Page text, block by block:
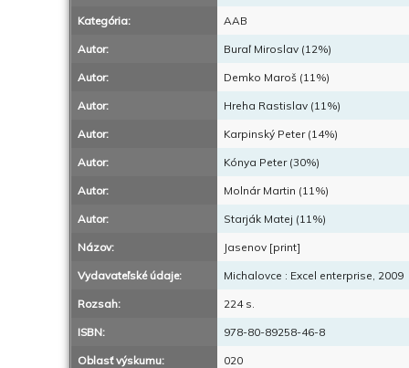
Kategória: AAB
Autor: Buraľ Miroslav (12%)
Autor: Demko Maroš (11%)
Autor: Hreha Rastislav (11%)
Autor: Karpinský Peter (14%)
Autor: Kónya Peter (30%)
Autor: Molnár Martin (11%)
Autor: Starják Matej (11%)
Názov: Jasenov [print]
Vydavateľské údaje: Michalovce : Excel enterprise, 2009
Rozsah: 224 s.
ISBN: 978-80-89258-46-8
Oblasť výskumu: 020